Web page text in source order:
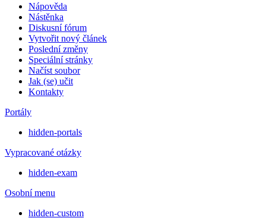
Nápověda
Nástěnka
Diskusní fórum
Vytvořit nový článek
Poslední změny
Speciální stránky
Načíst soubor
Jak (se) učit
Kontakty
Portály
hidden-portals
Vypracované otázky
hidden-exam
Osobní menu
hidden-custom